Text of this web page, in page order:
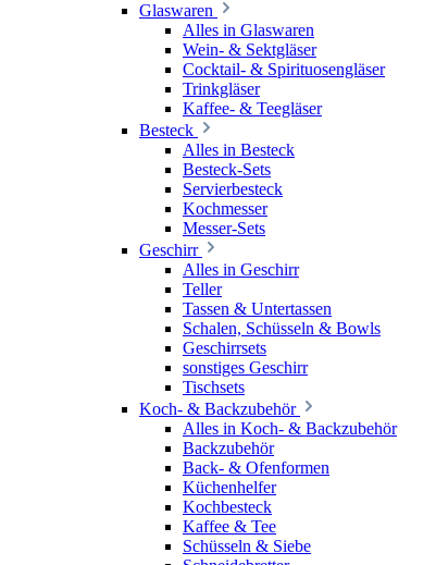
Glaswaren
Alles in Glaswaren
Wein- & Sektgläser
Cocktail- & Spirituosengläser
Trinkgläser
Kaffee- & Teegläser
Besteck
Alles in Besteck
Besteck-Sets
Servierbesteck
Kochmesser
Messer-Sets
Geschirr
Alles in Geschirr
Teller
Tassen & Untertassen
Schalen, Schüsseln & Bowls
Geschirrsets
sonstiges Geschirr
Tischsets
Koch- & Backzubehör
Alles in Koch- & Backzubehör
Backzubehör
Back- & Ofenformen
Küchenhelfer
Kochbesteck
Kaffee & Tee
Schüsseln & Siebe